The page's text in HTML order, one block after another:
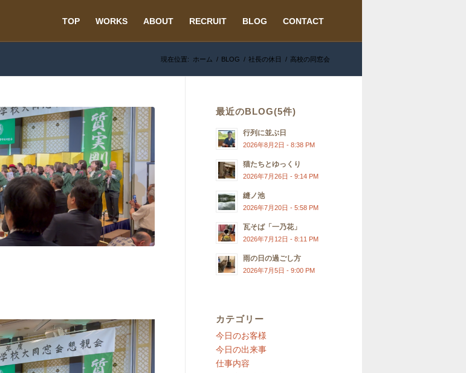
TOP WORKS ABOUT RECRUIT BLOG CONTACT
現在位置: ホーム / BLOG / 社長の休日 / 高校の同窓会
最近のBLOG(5件)
行列に並ぶ日
2026年8月2日 - 8:38 PM
猫たちとゆっくり
2026年7月26日 - 9:14 PM
縫ノ池
2026年7月20日 - 5:58 PM
瓦そば「一乃花」
2026年7月12日 - 8:11 PM
雨の日の過ごし方
2026年7月5日 - 9:00 PM
カテゴリー
今日のお客様
今日の出来事
仕事内容